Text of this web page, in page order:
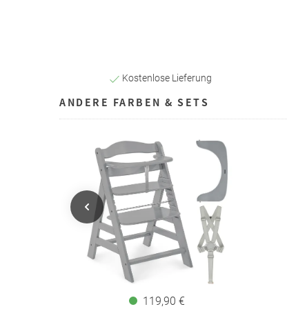
Kostenlose Lieferung
ANDERE FARBEN & SETS
119,90 €